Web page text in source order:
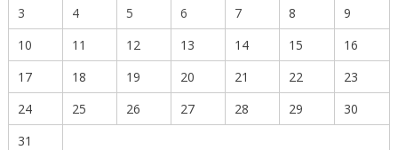
3
4 5 6 7 8
9
10
11 12 13 14 15
16
17
18 19 20 21 22
23
24
25 26 27 28 29
30
31